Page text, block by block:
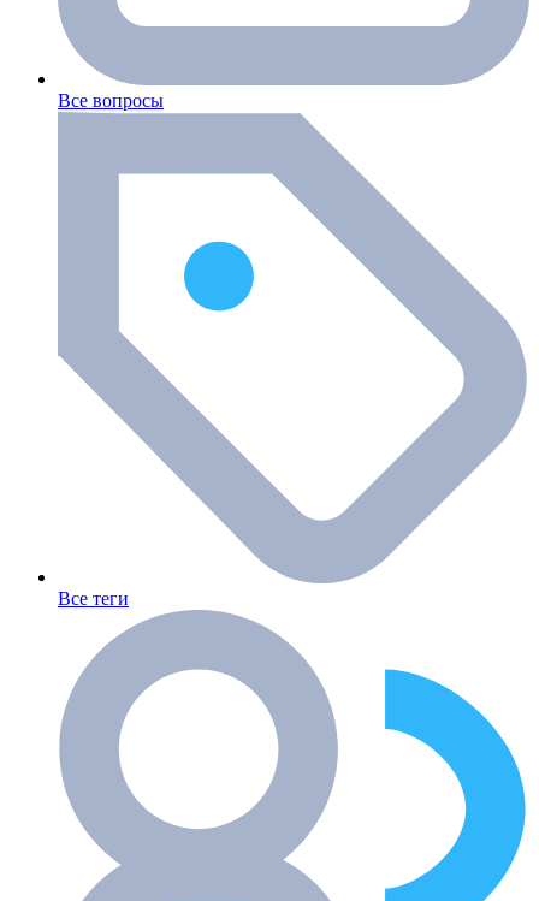
Все вопросы
Все теги